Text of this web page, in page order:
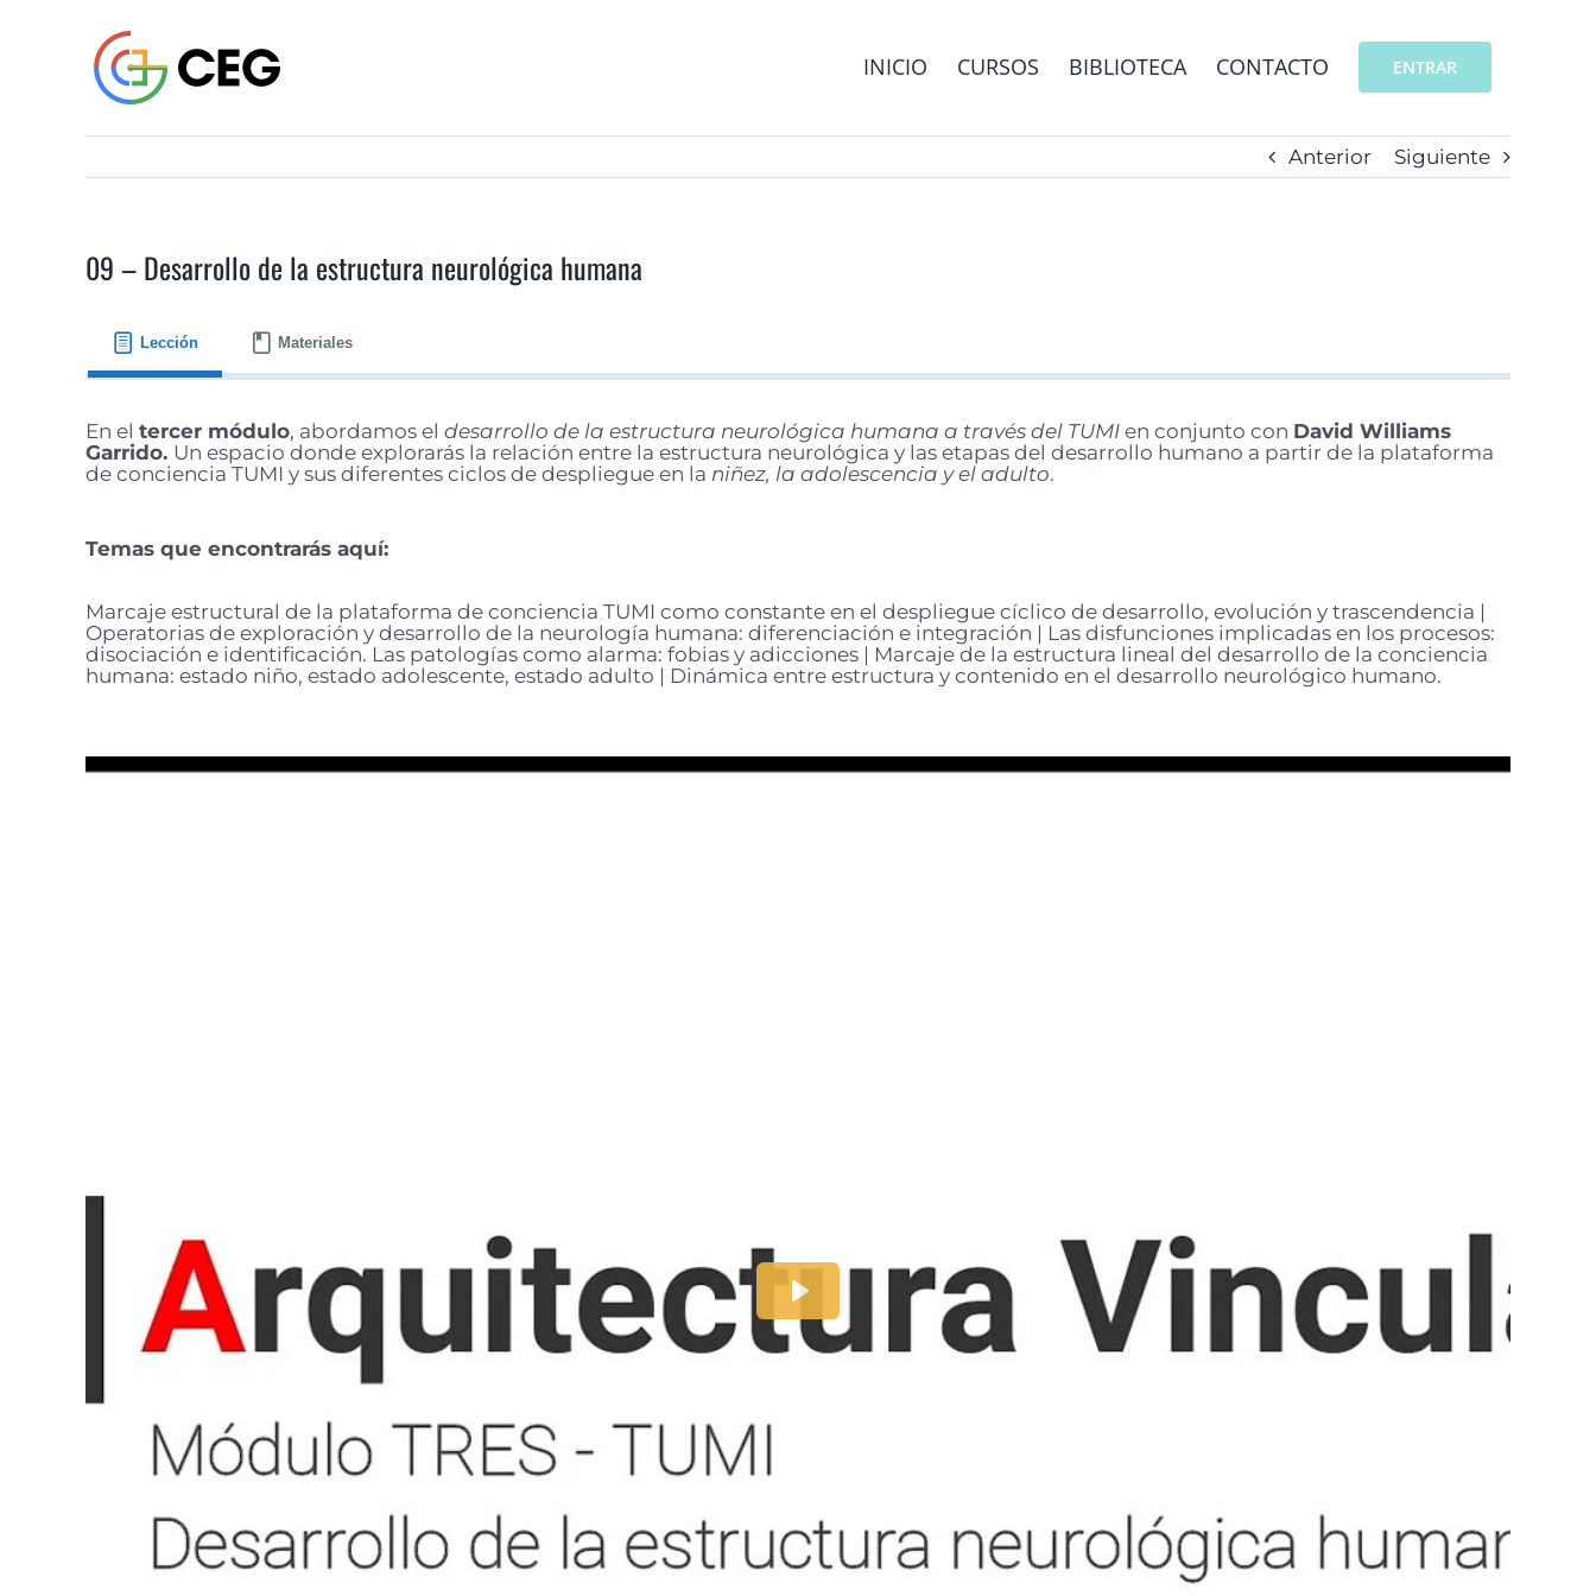
contenido
INICIO CURSOS BIBLIOTECA CONTACTO ENTRAR
Anterior Siguiente
09 – Desarrollo de la estructura neurológica humana
Lección Materiales
En el tercer módulo, abordamos el desarrollo de la estructura neurológica humana a través del TUMI en conjunto con David Williams
Garrido. Un espacio donde explorarás la relación entre la estructura neurológica y las etapas del desarrollo humano a partir de la plataforma
de conciencia TUMI y sus diferentes ciclos de despliegue en la niñez, la adolescencia y el adulto.
Temas que encontrarás aquí:
Marcaje estructural de la plataforma de conciencia TUMI como constante en el despliegue cíclico de desarrollo, evolución y trascendencia |
Operatorias de exploración y desarrollo de la neurología humana: diferenciación e integración | Las disfunciones implicadas en los procesos:
disociación e identificación. Las patologías como alarma: fobias y adicciones | Marcaje de la estructura lineal del desarrollo de la conciencia
humana: estado niño, estado adolescente, estado adulto | Dinámica entre estructura y contenido en el desarrollo neurológico humano.